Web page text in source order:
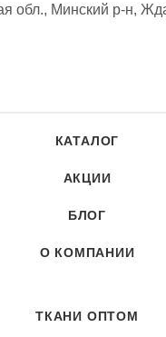
обл., Минский р-н,
КАТАЛОГ
АКЦИИ
БЛОГ
О КОМПАНИИ
ТКАНИ ОПТОМ